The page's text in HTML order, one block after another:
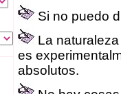
Si no puedo
La
es
absolutos.